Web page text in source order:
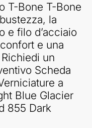
T-Bone T-Bone
la
e filo d’acciaio
e una
un
Scheda
a
Blue Glacier
855 Dark